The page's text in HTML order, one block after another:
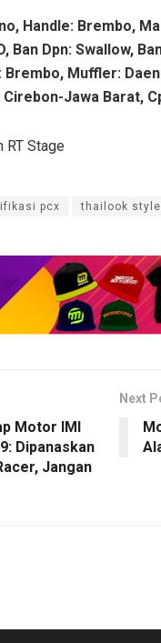
Handle: Brembo,
Ban Dpn: Swallow,
Muffler:
Jawa Barat,
pcx thailook style
Motor IMI
Dipanaskan
Jangan
Next